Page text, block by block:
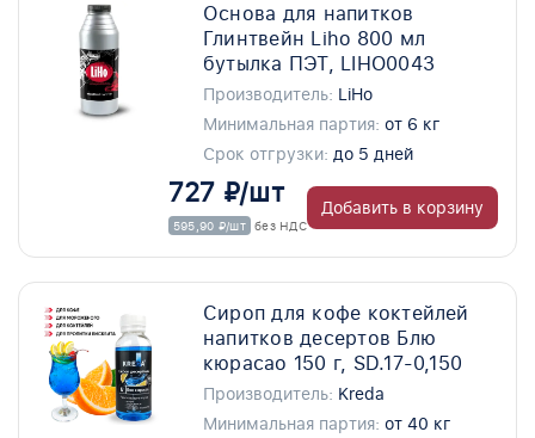
Основа для напитков
Глинтвейн Liho 800 мл
бутылка ПЭТ, LIHO0043
Производитель: LiHo
Минимальная партия: от 6 кг
Срок отгрузки: до 5 дней
727 ₽/шт
595,90 ₽/шт без НДС
Добавить в корзину
Сироп для кофе коктейлей
напитков десертов Блю
кюрасао 150 г, SD.17-0,150
Производитель: Kreda
Минимальная партия: от 40 кг